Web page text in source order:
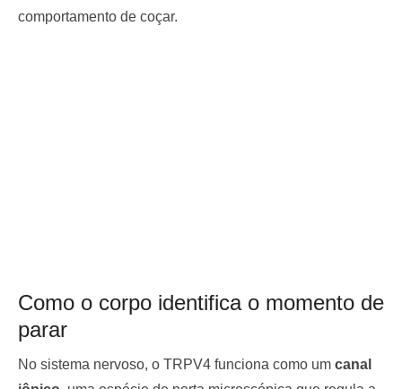
comportamento de coçar.
Como o corpo identifica o momento de
parar
No sistema nervoso, o TRPV4 funciona como um canal